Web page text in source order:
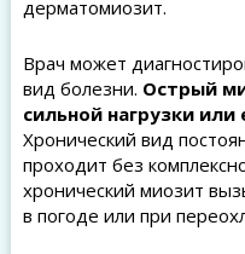
дерматомиозит.
Врач может
вид болезни. Острый
сильной нагрузки
Хронический вид
проходит без
хронический миозит
в погоде или при